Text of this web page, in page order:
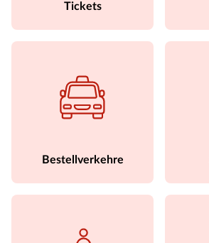
Tickets
Bestellverkehre